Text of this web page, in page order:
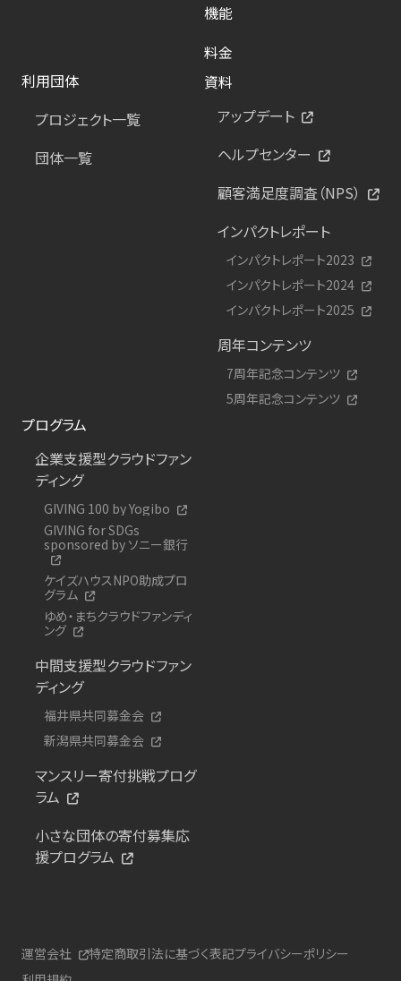
機能
料金
利用団体
プロジェクト一覧
団体一覧
資料
アップデート
ヘルプセンター
顧客満足度調査（NPS）
インパクトレポート
インパクトレポート2023
インパクトレポート2024
インパクトレポート2025
周年コンテンツ
7周年記念コンテンツ
5周年記念コンテンツ
プログラム
企業支援型クラウドファン
ディング
GIVING 100 by Yogibo
GIVING for SDGs
sponsored by ソニー銀行
ケイズハウスNPO助成プロ
グラム
ゆめ・まちクラウドファンディ
ング
中間支援型クラウドファン
ディング
福井県共同募金会
新潟県共同募金会
マンスリー寄付挑戦プログ
ラム
小さな団体の寄付募集応
援プログラム
運営会社 特定商取引法に基づく表記プライバシーポリシー